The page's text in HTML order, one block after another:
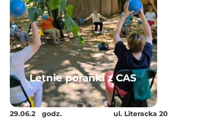
Letnie poranki z CAS
29.06.2
godz.
ul. Literacka 20